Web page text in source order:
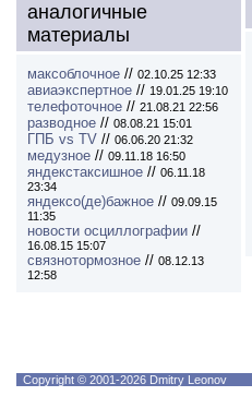
аналогичные
материалы
максоблочное // 02.10.25 12:33
авиаэкспертное // 19.01.25 19:10
телефоточное // 21.08.21 22:56
разводное // 08.08.21 15:01
ГПБ vs TV // 06.06.20 21:32
медузное // 09.11.18 16:50
яндекстаксишное // 06.11.18
23:34
яндексо(де)бажное // 09.09.15
11:35
новости осциллографии //
16.08.15 15:07
связнотормозное // 08.12.13
12:58
Copyright © 2001-2026 Dmitry Leonov